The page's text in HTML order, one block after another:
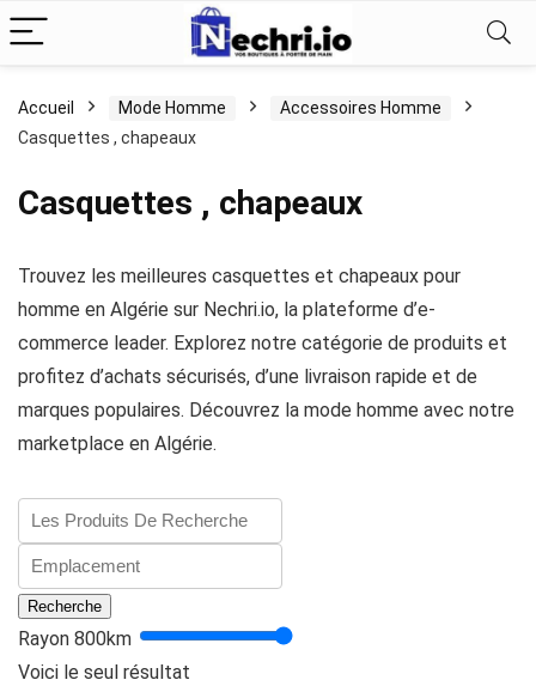
Accueil Mode Homme
Accessoires Homme
Casquettes , chapeaux
Casquettes , chapeaux
Trouvez les meilleures casquettes et chapeaux pour
homme en Algérie sur Nechri.io, la plateforme d’e-
commerce leader. Explorez notre catégorie de produits et
profitez d’achats sécurisés, d’une livraison rapide et de
marques populaires. Découvrez la mode homme avec notre
marketplace en Algérie.
Recherche
Rayon 800km
Voici le seul résultat